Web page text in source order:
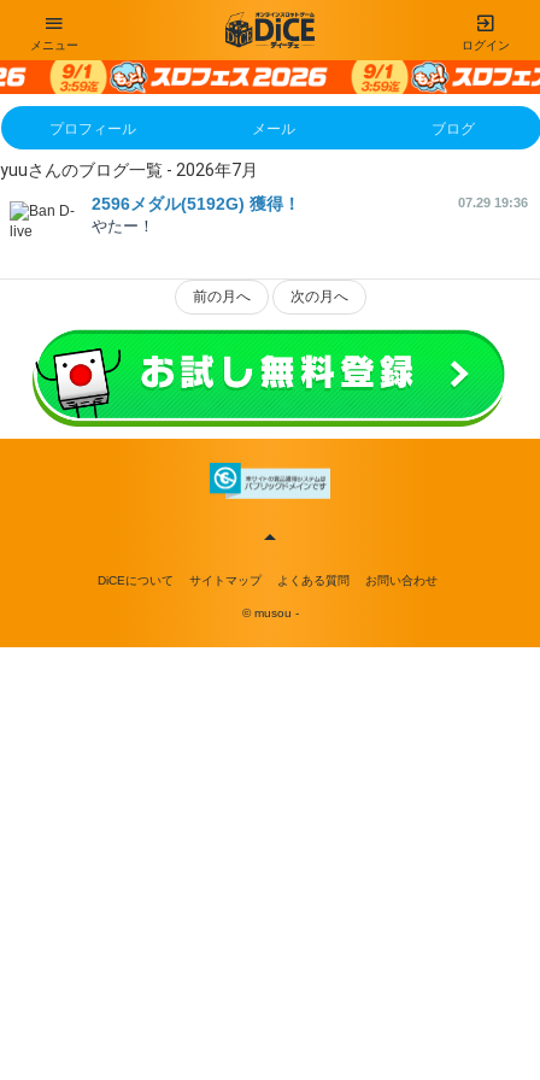
ログイン
メニュー
プロフィール メール ブログ
yuuさんのブログ一覧 - 2026年7月
2596メダル(5192G) 獲得！
07.29 19:36
やたー！
前の月へ 次の月へ
DiCEについて サイトマップ よくある質問 お問い合わせ
© musou -